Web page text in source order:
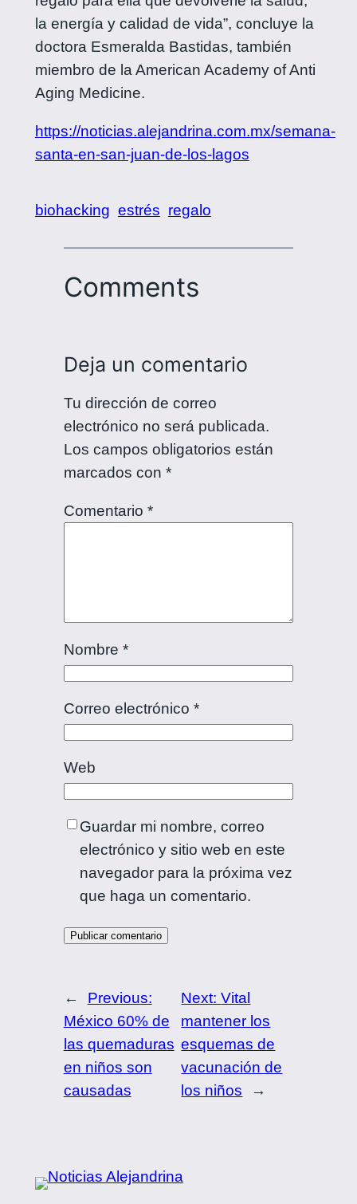
la energía y calidad de vida”, concluye la
doctora Esmeralda Bastidas, también
miembro de la American Academy of Anti
Aging Medicine.
https://noticias.alejandrina.com.mx/semana-
santa-en-san-juan-de-los-lagos
biohacking estrés regalo
Comments
Deja un comentario
Tu dirección de correo
electrónico no será publicada.
Los campos obligatorios están
marcados con *
Comentario *
Nombre *
Correo electrónico *
Web
Guardar mi nombre, correo
electrónico y sitio web en este
navegador para la próxima vez
que haga un comentario.
←
Previous:
México 60% de
las quemaduras
en niños son
causadas
Next:Vital
mantener los
esquemas de
vacunación de
los niños
→